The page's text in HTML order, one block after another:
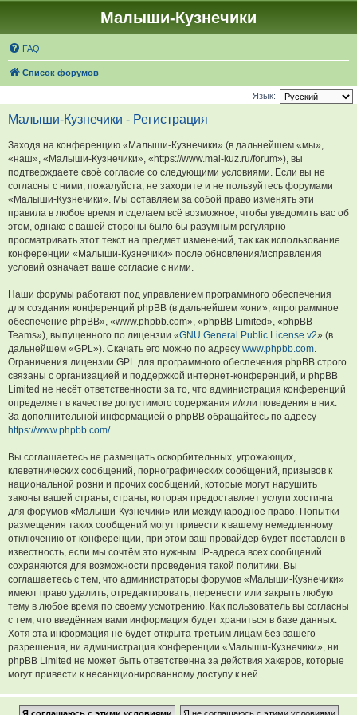
Малыши-Кузнечики
FAQ
Список форумов
Язык:
Малыши-Кузнечики - Регистрация
Заходя на конференцию «Малыши-Кузнечики» (в дальнейшем «мы»,
«наш», «Малыши-Кузнечики», «https://www.mal-kuz.ru/forum»), вы
подтверждаете своё согласие со следующими условиями. Если вы не
согласны с ними, пожалуйста, не заходите и не пользуйтесь форумами
«Малыши-Кузнечики». Мы оставляем за собой право изменять эти
правила в любое время и сделаем всё возможное, чтобы уведомить вас об
этом, однако с вашей стороны было бы разумным регулярно
просматривать этот текст на предмет изменений, так как использование
конференции «Малыши-Кузнечики» после обновления/исправления
условий означает ваше согласие с ними.
Наши форумы работают под управлением программного обеспечения
для создания конференций phpBB (в дальнейшем «они», «программное
обеспечение phpBB», «www.phpbb.com», «phpBB Limited», «phpBB
Teams»), выпущенного по лицензии «GNU General Public License v2» (в
дальнейшем «GPL»). Скачать его можно по адресу www.phpbb.com.
Ограничения лицензии GPL для программного обеспечения phpBB строго
связаны с организацией и поддержкой интернет-конференций, и phpBB
Limited не несёт ответственности за то, что администрация конференций
определяет в качестве допустимого содержания и/или поведения в них.
За дополнительной информацией о phpBB обращайтесь по адресу
https://www.phpbb.com/.
Вы соглашаетесь не размещать оскорбительных, угрожающих,
клеветнических сообщений, порнографических сообщений, призывов к
национальной розни и прочих сообщений, которые могут нарушить
законы вашей страны, страны, которая предоставляет услуги хостинга
для форумов «Малыши-Кузнечики» или международное право. Попытки
размещения таких сообщений могут привести к вашему немедленному
отключению от конференции, при этом ваш провайдер будет поставлен в
известность, если мы сочтём это нужным. IP-адреса всех сообщений
сохраняются для возможности проведения такой политики. Вы
соглашаетесь с тем, что администраторы форумов «Малыши-Кузнечики»
имеют право удалить, отредактировать, перенести или закрыть любую
тему в любое время по своему усмотрению. Как пользователь вы согласны
с тем, что введённая вами информация будет храниться в базе данных.
Хотя эта информация не будет открыта третьим лицам без вашего
разрешения, ни администрация конференции «Малыши-Кузнечики», ни
phpBB Limited не может быть ответственна за действия хакеров, которые
могут привести к несанкционированному доступу к ней.